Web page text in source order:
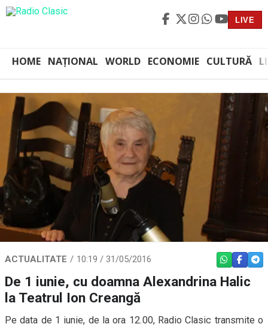
LIVE
HOME NAȚIONAL WORLD ECONOMIE CULTURĂ
ACTUALITATE 10:19 / 31/05/2016 WHATSAPP
De 1 iunie, cu doamna Alexandrina Halic
la Teatrul Ion Creangă
Pe data de 1 iunie, de la ora 12.00, Radio Clasic transmite o